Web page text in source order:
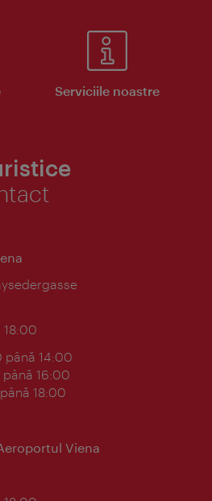
Serviciile noastre
până 14:00
până 16:00
18:00
Viena